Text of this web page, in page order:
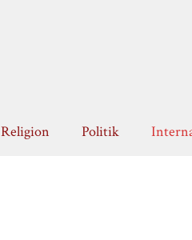
Religion Politik